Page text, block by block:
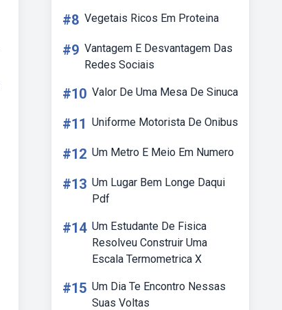
#8 Vegetais Ricos Em Proteina
#9 Vantagem E Desvantagem Das
Redes Sociais
#10 Valor De Uma Mesa De Sinuca
#11 Uniforme Motorista De Onibus
#12 Um Metro E Meio Em Numero
#13 Um Lugar Bem Longe Daqui
Pdf
#14 Um Estudante De Fisica
Resolveu Construir Uma
Escala Termometrica X
#15 Um Dia Te Encontro Nessas
Suas Voltas